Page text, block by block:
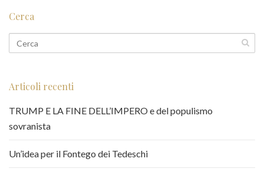
Cerca
Articoli recenti
TRUMP E LA FINE DELL’IMPERO e del populismo
sovranista
Un’idea per il Fontego dei Tedeschi